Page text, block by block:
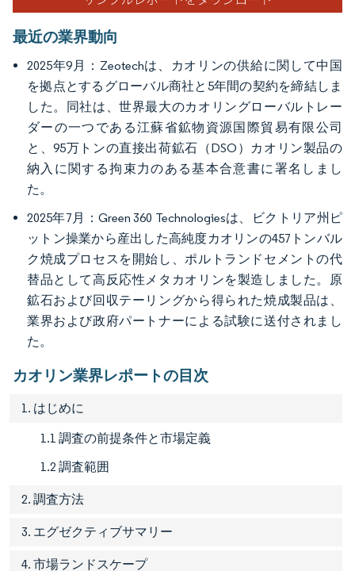
最近の業界動向
2025年9月：Zeotechは、カオリンの供給に関して中国
を拠点とするグローバル商社と5年間の契約を締結しま
した。同社は、世界最大のカオリングローバルトレー
ダーの一つである江蘇省鉱物資源国際貿易有限公司
と、95万トンの直接出荷鉱石（DSO）カオリン製品の
納入に関する拘束力のある基本合意書に署名しまし
た。
2025年7月：Green 360 Technologiesは、ビクトリア州ピ
ットン操業から産出した高純度カオリンの457トンバル
ク焼成プロセスを開始し、ポルトランドセメントの代
替品として高反応性メタカオリンを製造しました。原
鉱石および回収テーリングから得られた焼成製品は、
業界および政府パートナーによる試験に送付されまし
た。
カオリン業界レポートの目次
1. はじめに
1.1 調査の前提条件と市場定義
1.2 調査範囲
2. 調査方法
3. エグゼクティブサマリー
4. 市場ランドスケープ